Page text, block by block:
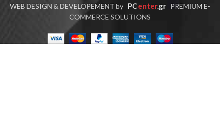
WEB DESIGN & DEVELOPEMENT by PCenter.gr PREMIUM E-
COMMERCE SOLUTIONS